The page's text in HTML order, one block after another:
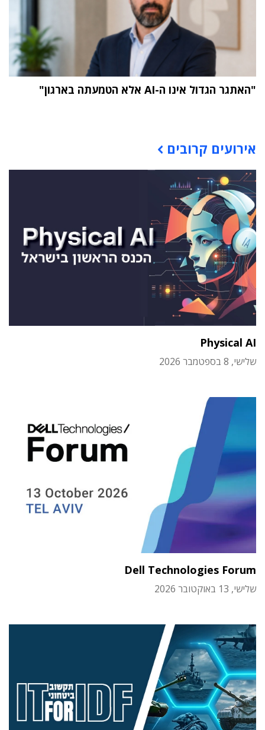
"האתגר הגדול אינו ה-AI אלא הטמעתה בארגון"
אירועים קרובים
Physical AI
שלישי, 8 בספטמבר 2026
Dell Technologies Forum
שלישי, 13 באוקטובר 2026